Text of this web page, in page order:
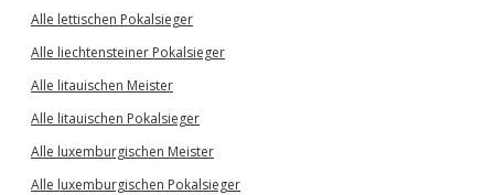
Alle lettischen Pokalsieger
Alle liechtensteiner Pokalsieger
Alle litauischen Meister
Alle litauischen Pokalsieger
Alle luxemburgischen Meister
Alle luxemburgischen Pokalsieger